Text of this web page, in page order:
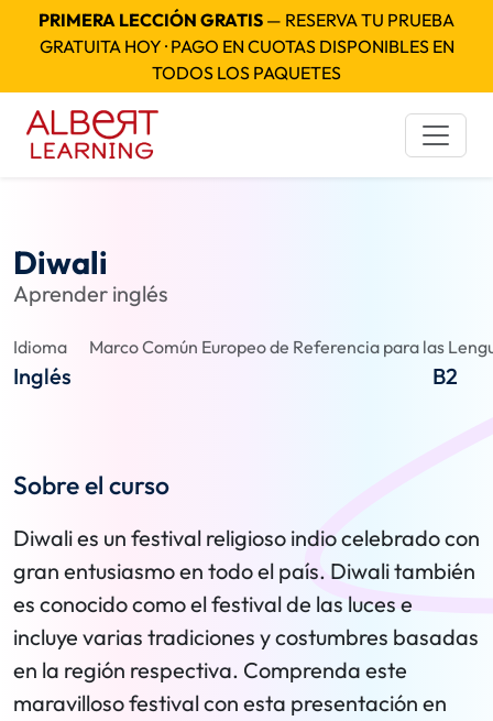
PRIMERA LECCIÓN GRATIS — RESERVA TU PRUEBA
GRATUITA HOY · PAGO EN CUOTAS DISPONIBLES EN
TODOS LOS PAQUETES
Diwali
Aprender inglés
Idioma
Inglés
Marco Común Europeo de Referencia para las
B2
Sobre el curso
Diwali es un festival religioso indio celebrado con
gran entusiasmo en todo el país. Diwali también
es conocido como el festival de las luces e
incluye varias tradiciones y costumbres basadas
en la región respectiva. Comprenda este
maravilloso festival con esta presentación en